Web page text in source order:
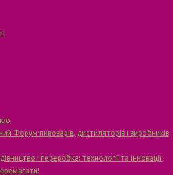
Форум пивоварів, дистиляторів і виробників
і переробка: технології та інновації.